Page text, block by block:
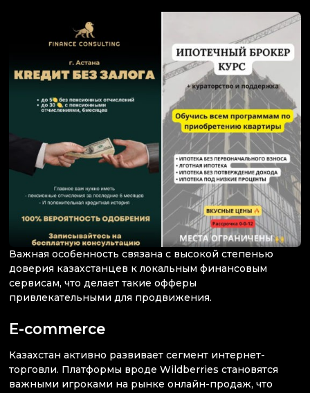
Важная особенность связана с высокой степенью
доверия казахстанцев к локальным финансовым
сервисам, что делает такие офферы
привлекательными для продвижения.
E-commerce
Казахстан активно развивает сегмент интернет-
торговли. Платформы вроде Wildberries становятся
важными игроками на рынке онлайн-продаж, что